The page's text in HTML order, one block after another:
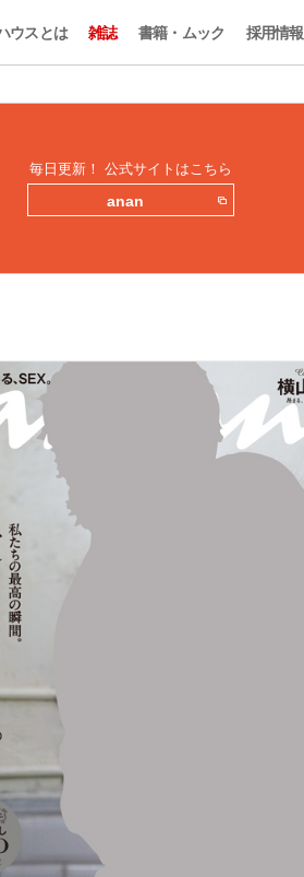
ウスとは 雑誌 書籍・ムック 採用情報
毎日更新！ 公式サイトはこちら
anan